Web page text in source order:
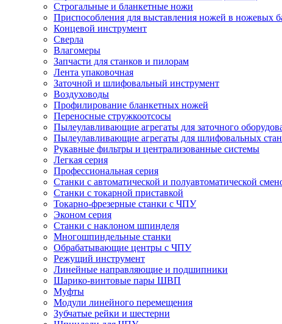
Cтрогальные и бланкетные ножи
Приспособления для выставления ножей в ножевых
Концевой инструмент
Сверла
Влагомеры
Запчасти для станков и пилорам
Лента упаковочная
Заточной и шлифовальный инструмент
Воздуховоды
Профилирование бланкетных ножей
Переносные стружкоотсосы
Пылеулавливающие агрегаты для заточного
Пылеулавливающие агрегаты для шлифовальных
Рукавные фильтры и централизованные системы
Легкая серия
Профессиональная серия
Станки с автоматической и полуавтоматической
Станки с токарной приставкой
Токарно-фрезерные станки с ЧПУ
Эконом серия
Станки с наклоном шпинделя
Многошпиндельные станки
Обрабатывающие центры с ЧПУ
Режущий инструмент
Линейные направляющие и подшипники
Шарико-винтовые пары ШВП
Муфты
Модули линейного перемещения
Зубчатые рейки и шестерни